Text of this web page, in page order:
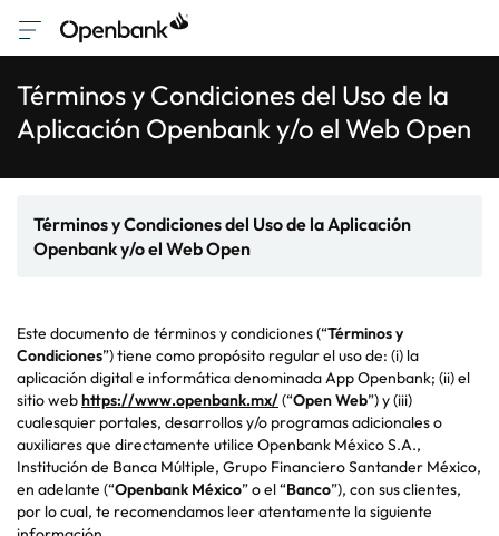
Términos y Condiciones del Uso de la
Aplicación Openbank y/o el Web Open
Términos y Condiciones del Uso de la Aplicación
Openbank y/o el Web Open
Este documento de términos y condiciones (“Términos y
Condiciones”) tiene como propósito regular el uso de: (i) la
aplicación digital e informática denominada App Openbank; (ii) el
sitio webhttps://www.openbank.mx/(“Open Web”) y (iii)
cualesquier portales, desarrollos y/o programas adicionales o
auxiliares que directamente utilice Openbank México S.A.,
Institución de Banca Múltiple, Grupo Financiero Santander México,
en adelante (“Openbank México” o el “Banco”), con sus clientes,
por lo cual, te recomendamos leer atentamente la siguiente